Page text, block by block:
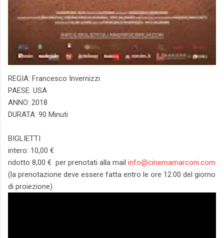
REGIA: Francesco Invernizzi
PAESE: USA
ANNO: 2018
DURATA: 90 Minuti
BIGLIETTI
intero: 10,00 €
ridotto 8,00 € per prenotati alla mail info@cinemamarconi.com
(la prenotazione deve essere fatta entro le ore 12.00 del giorno
di proiezione)